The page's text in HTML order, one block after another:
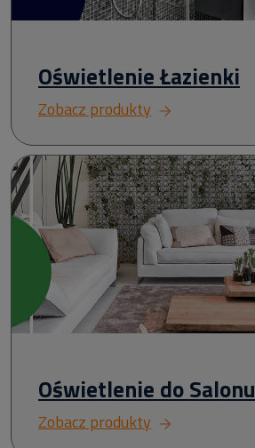
Oświetlenie Łazienki
Zobacz produkty
Oświetlenie do Salonu
Zobacz produkty